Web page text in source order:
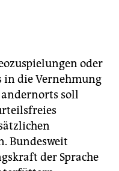
oder
in die Vernehmung
soll
Bundesweit
der Sprache